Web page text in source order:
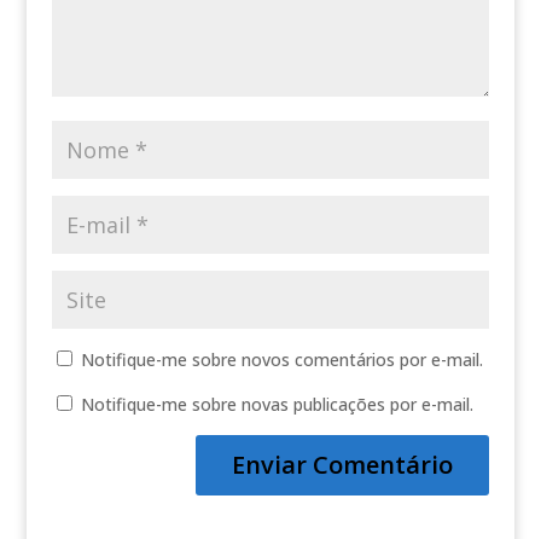
Notifique-me sobre novos comentários por e-mail.
Notifique-me sobre novas publicações por e-mail.